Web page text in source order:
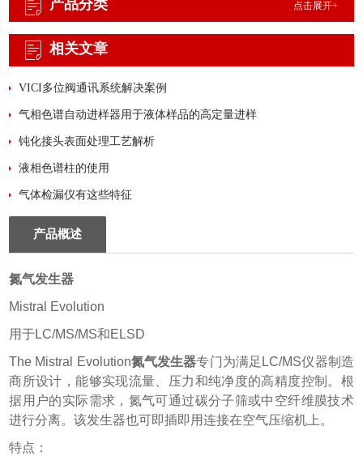
产品分类 点击展开+
相关文章
VICI多位阀通讯系统解决案例
气相色谱自动进样器用于液体样品的高定量进样
钝化接头表面处理工艺解析
液相色谱柱的使用
气体检漏仪有这些特征
产品概述
氮气发生器
Mistral Evolution
用于LC/MS/MS和ELSD
The Mistral Evolution氮气发生器专门为满足 LC/MS仪器制造
商所设计，能够实现流量、压力和纯净度的高精度控制。根
据用户的实际需求，氮气可通过碳分子筛或中空纤维膜技术
进行分离。该发生器也可即插即用连接在空气压缩机上。
特点：